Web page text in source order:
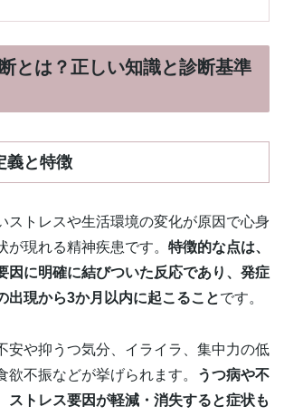
とは？正しい知識と診断基準
義と特徴
ストレスや生活環境の変化が原因で心身
が現れる精神疾患です。 特徴的な点は、
因に明確に結びついた反応であり、発症
出現から3か月以内に起こることです。
安や抑うつ気分、イライラ、集中力の低
欲不振などが挙げられます。
うつ病や不
ストレス要因が軽減・消失すると症状も